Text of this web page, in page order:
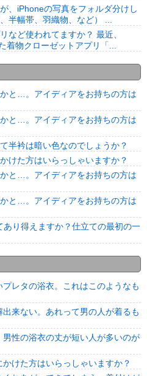
、iPhoneの写真をフォルダ分けし
半幅帯、羽織物、など） ...
など使われてますか？ 最近、
着物クローゼットアプリ「...
と…。アイディアをお持ちの方は
と…。アイディアをお持ちの方は
半衿は暗い色なのでしょうか？
けた方はいらっしゃいますか？
と…。アイディアをお持ちの方は
と…。アイディアをお持ちの方は
り得えますか？仕立ての最初の一
レタの浴衣。これはこのようなも
来ない。あれって男の人が着るも
性の浴衣の丈が短い人が多いのが
けた方はいらっしゃいますか？